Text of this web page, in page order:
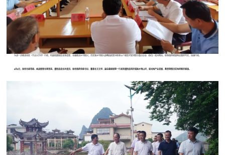
为进一步推进全区“万企兴万村”行动，巩固拓展脱贫攻坚成果，全面推进乡村振兴，市实施乡村振兴战略指挥部对桂林72个脱贫村安排部分重点企业（单位）结对帮扶。桂林南药积极响应政府号召，快速行动。
6月2日，桂林市委常委、统战部部长蒋育亮、灌阳县县长孙清洪、桂林南药党委书记、董事长王文学、副总裁程琳等一行来到灌阳县洞井瑶族乡椅山村，就当地产业发展、教育等情况实地考察并座谈。